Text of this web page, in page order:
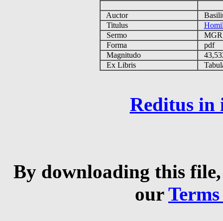
Auctor
Titulus
Sermo
Forma
pdf
Magnitudo
Ex Libris
Reditus in
By downloading this
our